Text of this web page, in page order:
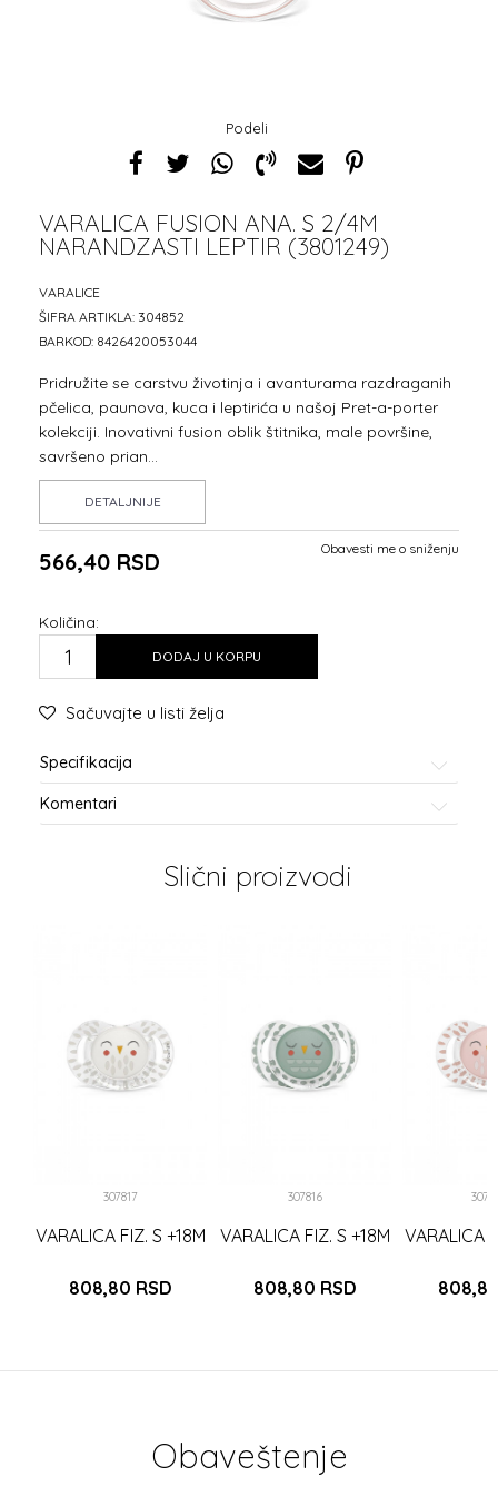
Podeli
VARALICA FUSION ANA. S 2/4M
NARANDZASTI LEPTIR (3801249)
VARALICE
ŠIFRA ARTIKLA: 304852
BARKOD: 8426420053044
Pridružite se carstvu životinja i avanturama razdraganih
pčelica, paunova, kuca i leptirića u našoj Pret-a-porter
kolekciji. Inovativni fusion oblik štitnika, male površine,
savršeno prian...
DETALJNIJE
566,40 RSD Obavesti me o sniženju
Količina:
DODAJ U KORPU
Sačuvajte u listi želja
Specifikacija
Komentari
Slični proizvodi
307817
VARALICA FIZ. S +18M
808,80 RSD
307816
VARALICA FIZ. S +18M
808,80 RSD
VARALICA
Obaveštenje